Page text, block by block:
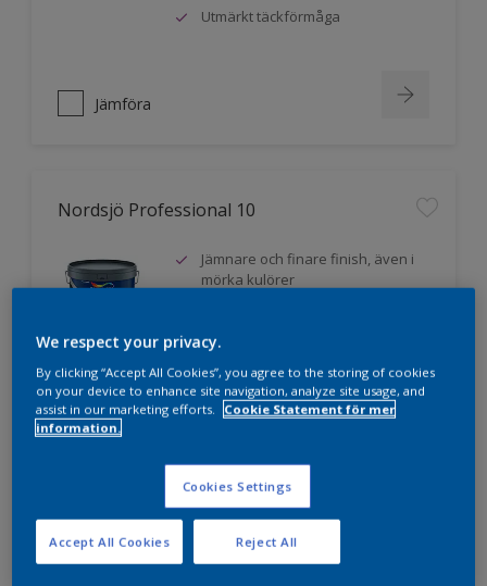
Utmärkt täckförmåga
Jämföra
Nordsjö Professional 10
Jämnare och finare finish, även i
mörka kulörer
Utmärkt täckförmåga
Jämföra
Nordsjö Professional 20
We respect your privacy.
By clicking “Accept All Cookies”, you agree to the storing of cookies
on your device to enhance site navigation, analyze site usage, and
assist in our marketing efforts.
Cookie Statement för mer
information.
Cookies Settings
Reject All
Accept All Cookies